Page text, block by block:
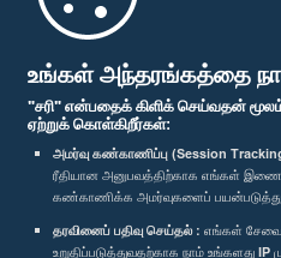
உங்கள் அந்தரங்கத்தை
"சரி" என்பதைக் கிளிக் செய்வதன்
ஏற்றுக் கொள்கிறீர்கள்:
அமர்வு கண்காணிப்பு (Session
ரீதியான அனுபவத்திற்காக எங்கள்
கண்காணிக்க அமர்வுகளைப்
தரவினைப் பதிவு செய்தல் : எங்கள்
உறுதிப்படுத்துவதற்காக நாம் உங்களது IP
பாராளுமன்ற கையடக்க செயலி
எம்மை பின்தொடர்க :
விருதுகள்